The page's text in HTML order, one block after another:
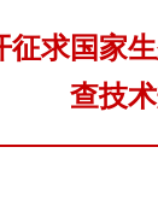
征求国家
查技